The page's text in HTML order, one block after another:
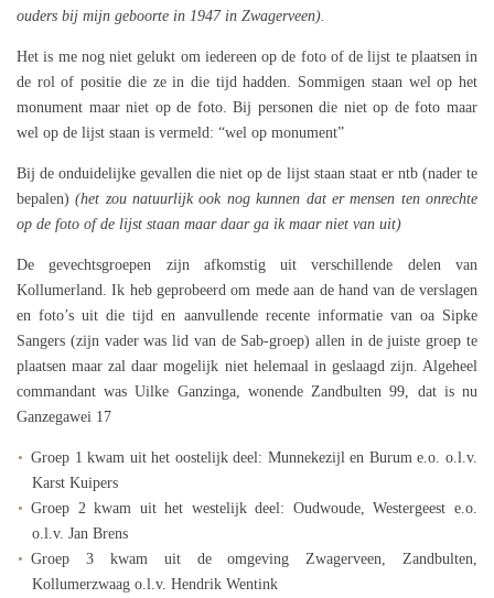
ouders bij mijn geboorte in 1947 in Zwagerveen).
Het is me nog niet gelukt om iedereen op de foto of de lijst te plaatsen in
de rol of positie die ze in die tijd hadden. Sommigen staan wel op het
monument maar niet op de foto. Bij personen die niet op de foto maar
wel op de lijst staan is vermeld: “wel op monument”
Bij de onduidelijke gevallen die niet op de lijst staan staat er ntb (nader te
bepalen)(het zou natuurlijk ook nog kunnen dat er mensen ten onrechte
op de foto of de lijst staan maar daar ga ik maar niet van uit)
De gevechtsgroepen zijn afkomstig uit verschillende delen van
Kollumerland. Ik heb geprobeerd om mede aan de hand van de verslagen
en foto’s uit die tijd en aanvullende recente informatie van oa Sipke
Sangers (zijn vader was lid van de Sab-groep) allen in de juiste groep te
plaatsen maar zal daar mogelijk niet helemaal in geslaagd zijn. Algeheel
commandant was Uilke Ganzinga, wonende Zandbulten 99, dat is nu
Ganzegawei 17
Groep 1 kwam uit het oostelijk deel: Munnekezijl en Burum e.o. o.l.v.
Karst Kuipers
Groep 2 kwam uit het westelijk deel: Oudwoude, Westergeest e.o.
o.l.v. Jan Brens
Groep 3 kwam uit de omgeving Zwagerveen, Zandbulten,
Kollumerzwaag o.l.v. Hendrik Wentink